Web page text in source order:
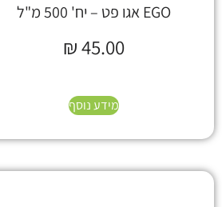
EGO אגו פט – יח' 500 מ"ל
₪45.00
מידע נוסף